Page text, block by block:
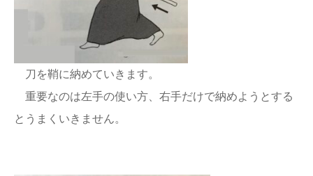
刀を鞘に納めていきます。
重要なのは左手の使い方、右手だけで納めようとする
とうまくいきません。